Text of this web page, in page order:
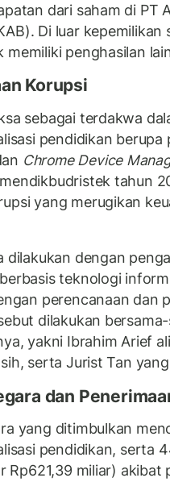
dari saham di PT
Di luar
memiliki penghasilan
Korupsi
sebagai terdakwa
pendidikan berupa
Chrome Device
tahun
yang merugikan
dilakukan dengan
teknologi
perencanaan dan
dilakukan
yakni Ibrahim Arief
serta Jurist Tan
dan
yang ditimbulkan
pendidikan, serta
Rp621,39 miliar) akibat